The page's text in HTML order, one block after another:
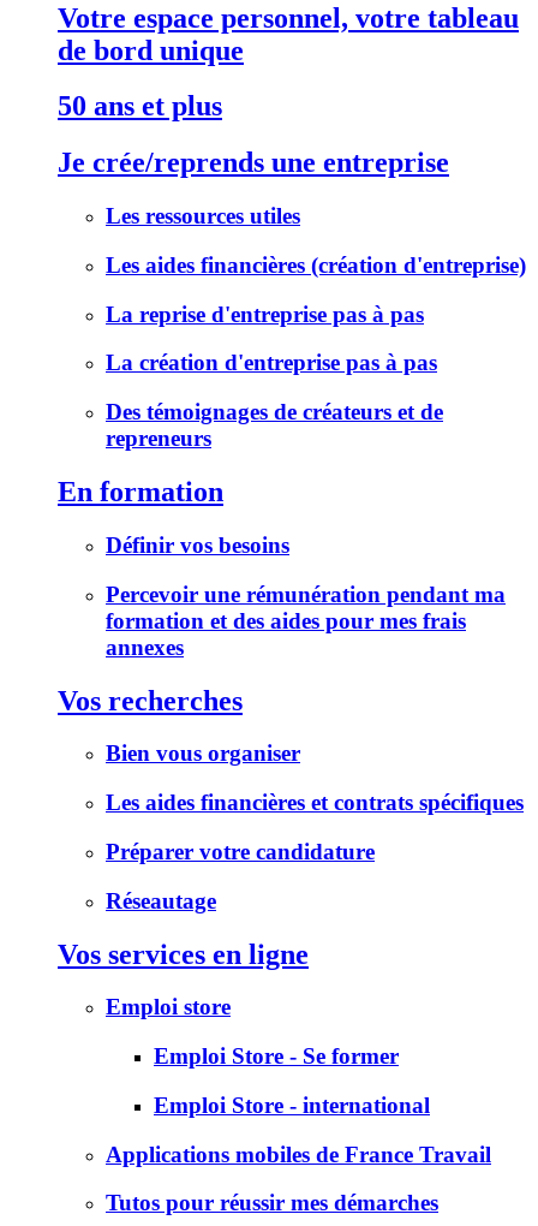
Votre espace personnel, votre tableau
de bord unique
50 ans et plus
Je crée/reprends une entreprise
Les ressources utiles
Les aides financières (création d'entreprise)
La reprise d'entreprise pas à pas
La création d'entreprise pas à pas
Des témoignages de créateurs et de
repreneurs
En formation
Définir vos besoins
Percevoir une rémunération pendant ma
formation et des aides pour mes frais
annexes
Vos recherches
Bien vous organiser
Les aides financières et contrats spécifiques
Préparer votre candidature
Réseautage
Vos services en ligne
Emploi store
Emploi Store - Se former
Emploi Store - international
Applications mobiles de France Travail
Tutos pour réussir mes démarches